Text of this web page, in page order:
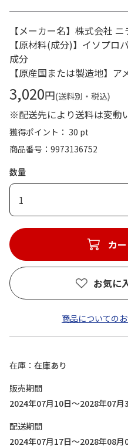
【メーカー名】株式会社 ニ
【原材料(成分)】イソプロ
成分
【原産国または製造地】ア
3,020円(送料別・税込)
※配送先により送料は変動
獲得ポイント： 30 pt
商品番号
9973136752
数量
1
カ
お気に
商品についての
在庫
在庫あり
販売期間
2024年07月10日～2028年07月
配送期間
2024年07月17日～2028年08月